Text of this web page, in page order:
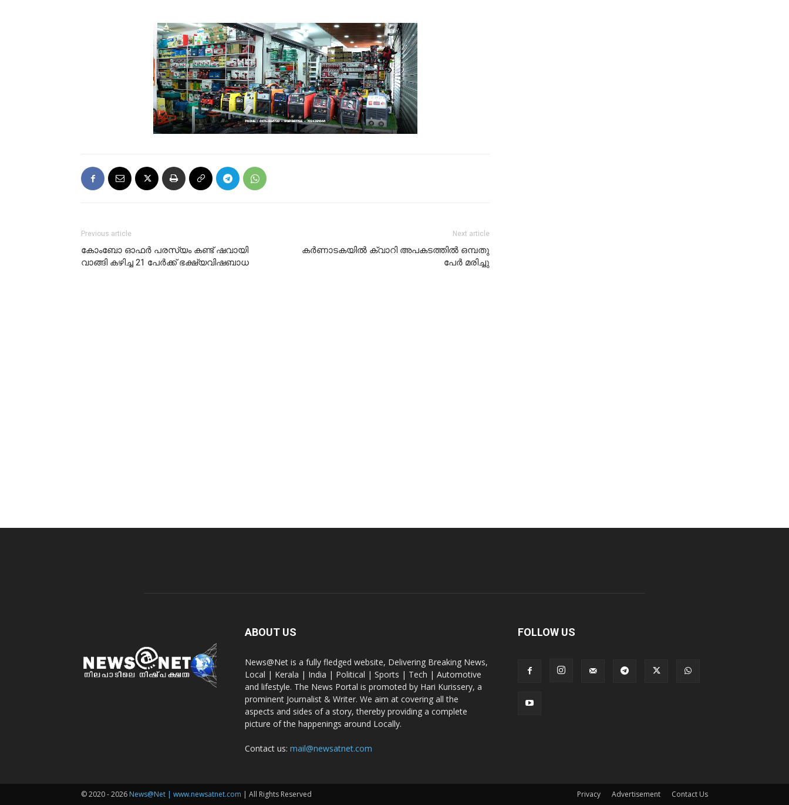
Previous article
കോംബോ ഓഫർ പരസ്യം കണ്ട് ഷവായി
വാങ്ങി കഴിച്ച 21 പേർക്ക് ഭക്ഷ്യവിഷബാധ
Next article
കര്‍ണാടകയില്‍ ക്വാറി അപകടത്തില്‍ ഒമ്പതു
പേര്‍ മരിച്ചു
ABOUT US
News@Net is a fully fledged website, Delivering Breaking News,
Local | Kerala | India | Political | Sports | Tech | Automotive
and lifestyle. The News Portal is promoted by Hari Kurissery, a
prominent Journalist & Writer. We aim at covering all the
aspects and sides of a story, thereby providing a complete
picture of the happenings around Locally.
Contact us: mail@newsatnet.com
FOLLOW US
Privacy Advertisement Contact Us
© 2020 - 2026 News@Net | www.newsatnet.com | All Rights Reserved